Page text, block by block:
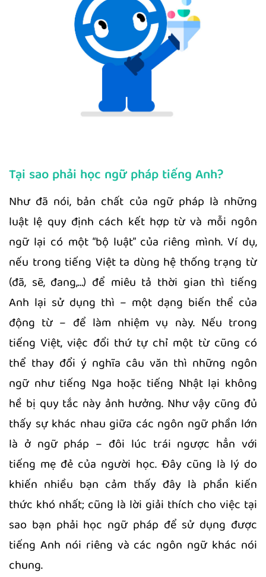
Tại sao phải học ngữ pháp tiếng Anh?
Như đã nói, bản chất của ngữ pháp là những
luật lệ quy định cách kết hợp từ và mỗi ngôn
ngữ lại có một “bộ luật” của riêng mình. Ví dụ,
nếu trong tiếng Việt ta dùng hệ thống trạng từ
(đã, sẽ, đang,…) để miêu tả thời gian thì tiếng
Anh lại sử dụng thì – một dạng biến thể của
động từ – để làm nhiệm vụ này. Nếu trong
tiếng Việt, việc đổi thứ tự chỉ một từ cũng có
thể thay đổi ý nghĩa câu văn thì những ngôn
ngữ như tiếng Nga hoặc tiếng Nhật lại không
hề bị quy tắc này ảnh hưởng. Như vậy cũng đủ
thấy sự khác nhau giữa các ngôn ngữ phần lớn
là ở ngữ pháp – đôi lúc trái ngược hẳn với
tiếng mẹ đẻ của người học. Đây cũng là lý do
khiến nhiều bạn cảm thấy đây là phần kiến
thức khó nhất; cũng là lời giải thích cho việc tại
sao bạn phải học ngữ pháp để sử dụng được
tiếng Anh nói riêng và các ngôn ngữ khác nói
chung.